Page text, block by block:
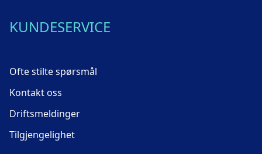
KUNDESERVICE
Ofte stilte spørsmål
Kontakt oss
Driftsmeldinger
Tilgjengelighet